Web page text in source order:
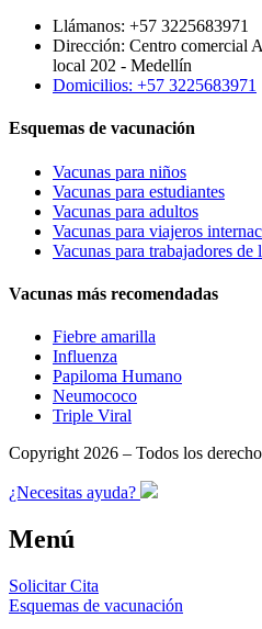
Llámanos: +57 3225683971
Dirección: Centro comercial
local 202 - Medellín
Domicilios: +57 3225683971
Esquemas de vacunación
Vacunas para niños
Vacunas para estudiantes
Vacunas para adultos
Vacunas para viajeros
Vacunas para trabajadores de
Vacunas más recomendadas
Fiebre amarilla
Influenza
Papiloma Humano
Neumococo
Triple Viral
Copyright 2026 – Todos los
¿Necesitas ayuda?
Menú
Solicitar Cita
Esquemas de vacunación